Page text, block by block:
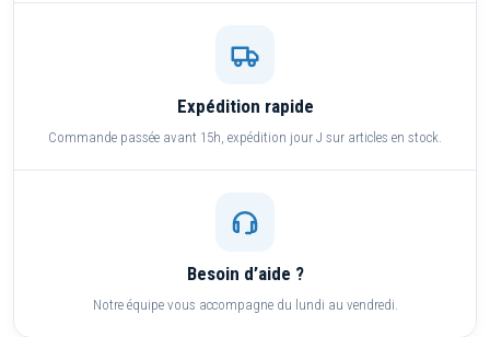
Expédition rapide
Commande passée avant 15h, expédition jour J sur articles en stock.
Besoin d’aide ?
Notre équipe vous accompagne du lundi au vendredi.